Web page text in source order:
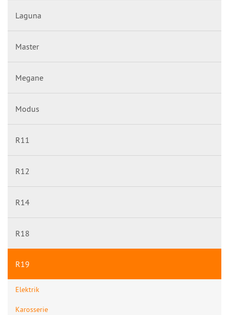
Laguna
Master
Megane
Modus
R11
R12
R14
R18
R19
Elektrik
Karosserie